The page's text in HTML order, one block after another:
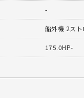
-
船外機 2スト
175.0HP-